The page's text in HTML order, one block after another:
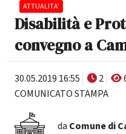
ATTUALITA'
Disabilità e
convegno a
30.05.2019 16:55 2
COMUNICATO STAMPA
da Comune di